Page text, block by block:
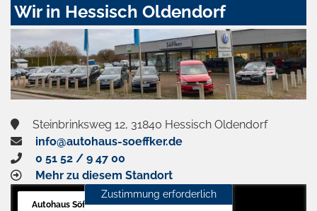
Wir in Hessisch Oldendorf
Steinbrinksweg 12, 31840 Hessisch Oldendorf
info@autohaus-soeffker.de
0 51 52 / 9 47 00
Mehr zu diesem Standort
Autohaus Söffker GmbH
Zustimmung erforderlich